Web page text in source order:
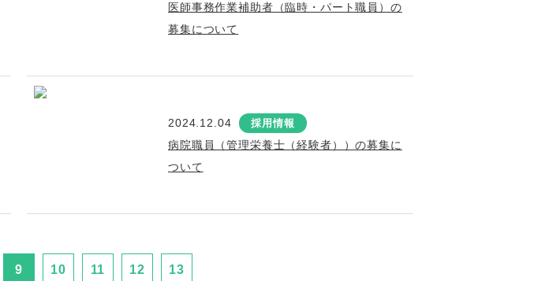
医師事務作業補助者（臨時・パート職員）の
募集について
2024.12.04 採用情報
病院職員（管理栄養士（経験者））の募集に
ついて
9 10 11 12 13